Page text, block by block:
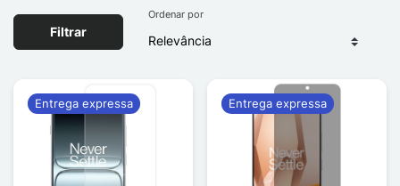
Filtrar
Ordenar por
Entrega expressa Entrega expressa